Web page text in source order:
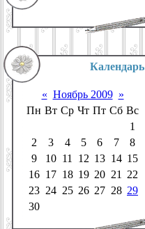
Календарь
« Ноябрь 2009 »
Пн Вт Ср Чт Пт Сб Вс
1
2
3 4 5 6 7
8
9
10 11 12 13 14 15
16 17 18 19 20 21
22
23 24 25 26 27 28 29
30